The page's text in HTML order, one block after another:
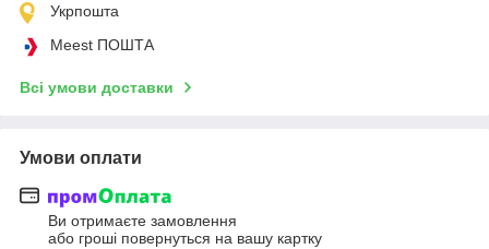
Укрпошта
Meest ПОШТА
Всі умови доставки
Умови оплати
Ви отримаєте замовлення
або гроші повернуться на вашу картку